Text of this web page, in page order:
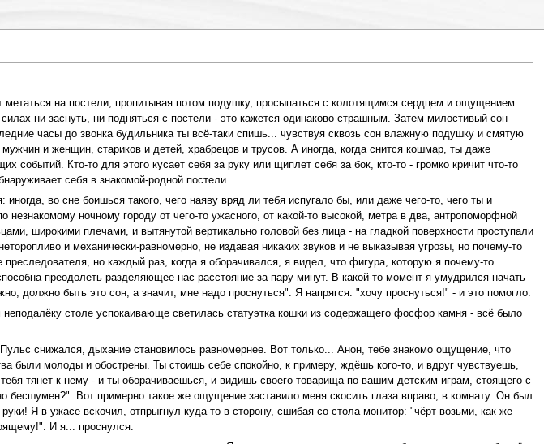
на постели, пропитывая потом подушку, просыпаться с колотящимся сердцем и ощущением
ни заснуть, ни подняться с постели - это кажется одинаково страшным. Затем милостивый сон
часы до звонка будильника ты всё-таки спишь... чувствуя сквозь сон влажную подушку и смятую
и женщин, стариков и детей, храбрецов и трусов. А иногда, когда снится кошмар, ты даже
Кто-то для этого кусает себя за руку или щиплет себя за бок, кто-то - громко кричит что-то
себя в знакомой-родной постели.
во сне боишься такого, чего наяву вряд ли тебя испугало бы, или даже чего-то, чего ты и
ночному городу от чего-то ужасного, от какой-то высокой, метра в два, антропоморфной
широкими плечами, и вытянутой вертикально головой без лица - на гладкой поверхности проступали
и механически-равномерно, не издавая никаких звуков и не выказывая угрозы, но почему-то
но каждый раз, когда я оборачивался, я видел, что фигура, которую я почему-то
преодолеть разделяющее нас расстояние за пару минут. В какой-то момент я умудрился начать
должно быть это сон, а значит, мне надо проснуться". Я напрягся: "хочу проснуться!" - и это помогло.
столе успокаивающе светилась статуэтка кошки из содержащего фосфор камня - всё было
снижался, дыхание становилось равномернее. Вот только... Анон, тебе знакомо ощущение, что
были молоды и обострены. Ты стоишь себе спокойно, к примеру, ждёшь кого-то, и вдруг чувствуешь,
тянет к нему - и ты оборачиваешься, и видишь своего товарища по вашим детским играм, стоящего с
Вот примерно такое же ощущение заставило меня скосить глаза вправо, в комнату. Он был
Я в ужасе вскочил, отпрыгнул куда-то в сторону, сшибая со стола монитор: "чёрт возьми, как же
И я... проснулся.